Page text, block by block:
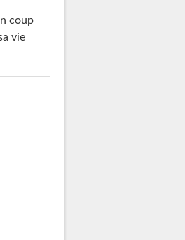
coup
vie